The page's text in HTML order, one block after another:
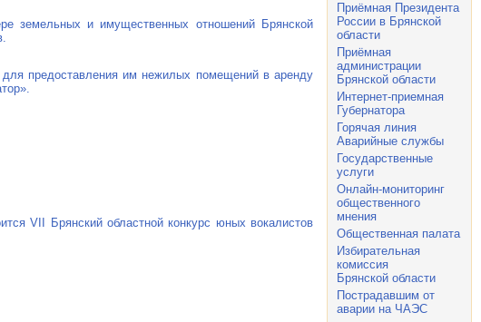
земельных и имущественных отношений Брянской
для предоставления им нежилых помещений в аренду
».
VII Брянский областной конкурс юных вокалистов
Приёмная Президента
России в Брянской
области
Приёмная
администрации
Брянской области
Интернет-приемная
Губернатора
Горячая линия
Аварийные службы
Государственные
услуги
Онлайн-мониторинг
общественного
мнения
Общественная палата
Избирательная
комиссия
Брянской области
Пострадавшим от
аварии на ЧАЭС